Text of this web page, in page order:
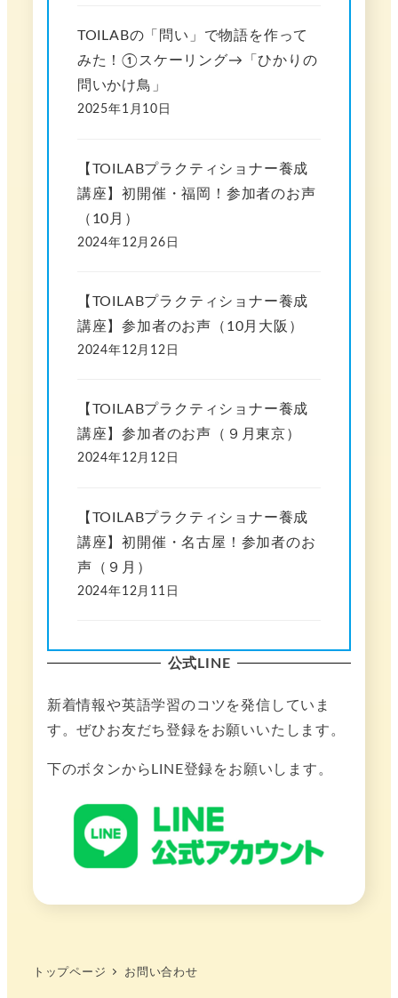
TOILABの「問い」で物語を作って
みた！①スケーリング→「ひかりの
問いかけ鳥」
2025年1月10日
【TOILABプラクティショナー養成
講座】初開催・福岡！参加者のお声
（10月）
2024年12月26日
【TOILABプラクティショナー養成
講座】参加者のお声（10月大阪）
2024年12月12日
【TOILABプラクティショナー養成
講座】参加者のお声（９月東京）
2024年12月12日
【TOILABプラクティショナー養成
講座】初開催・名古屋！参加者のお
声（９月）
2024年12月11日
公式LINE
新着情報や英語学習のコツを発信していま
す。ぜひお友だち登録をお願いいたします。
下のボタンからLINE登録をお願いします。
トップページ お問い合わせ